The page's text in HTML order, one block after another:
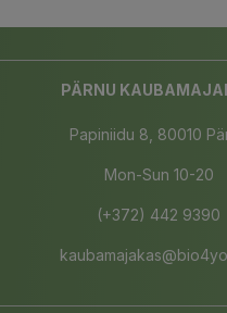
PÄRNU
Papiniidu 8, 80010
Mon-Sun 10-20
(+372) 442 9390